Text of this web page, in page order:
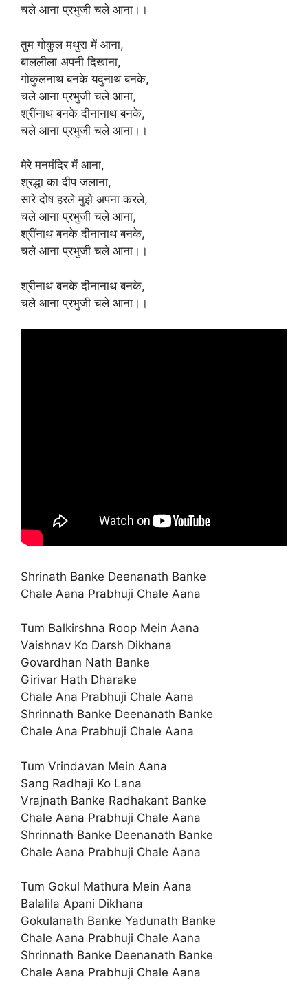
चले आना प्रभुजी चले आना।।
तुम गोकुल मथुरा में आना,
बाललीला अपनी दिखाना,
गोकुलनाथ बनके यदुनाथ बनके,
चले आना प्रभुजी चले आना,
श्रींनाथ बनके दीनानाथ बनके,
चले आना प्रभुजी चले आना।।
मेरे मनमंदिर में आना,
श्रद्धा का दीप जलाना,
सारे दोष हरले मुझे अपना करले,
चले आना प्रभुजी चले आना,
श्रींनाथ बनके दीनानाथ बनके,
चले आना प्रभुजी चले आना।।
श्रीनाथ बनके दीनानाथ बनके,
चले आना प्रभुजी चले आना।।
Shrinath Banke Deenanath Banke
Chale Aana Prabhuji Chale Aana
Tum Balkirshna Roop Mein Aana
Vaishnav Ko Darsh Dikhana
Govardhan Nath Banke
Girivar Hath Dharake
Chale Ana Prabhuji Chale Aana
Shrinnath Banke Deenanath Banke
Chale Ana Prabhuji Chale Aana
Tum Vrindavan Mein Aana
Sang Radhaji Ko Lana
Vrajnath Banke Radhakant Banke
Chale Aana Prabhuji Chale Aana
Shrinnath Banke Deenanath Banke
Chale Aana Prabhuji Chale Aana
Tum Gokul Mathura Mein Aana
Balalila Apani Dikhana
Gokulanath Banke Yadunath Banke
Chale Aana Prabhuji Chale Aana
Shrinnath Banke Deenanath Banke
Chale Aana Prabhuji Chale Aana